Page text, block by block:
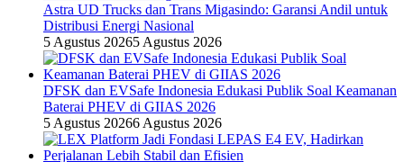
Astra UD Trucks dan Trans Migasindo: Garansi Andil untuk
Distribusi Energi Nasional
5 Agustus 20265 Agustus 2026
DFSK dan EVSafe Indonesia Edukasi Publik Soal Keamanan
Baterai PHEV di GIIAS 2026
5 Agustus 20266 Agustus 2026